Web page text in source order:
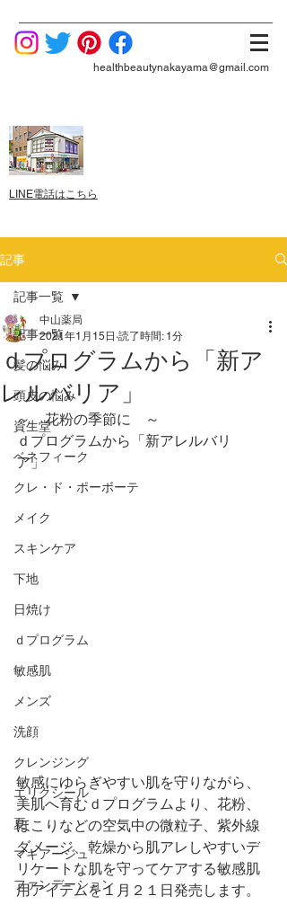
healthbeautynakayama@gmail.com
LINE電話はこちら
記事
記事一覧
髪の悩み
頭皮の悩み
資生堂
ベネフィーク
クレ・ド・ポーボーテ
メイク
スキンケア
下地
日焼け
ｄプログラム
敏感肌
メンズ
洗顔
クレンジング
エリクシール
夏
マキアージュ
ファンデーション
記事一覧
ｄプログラムから「新ア
レルバリア」
中山薬局
2021年1月15日 読了時間: 1分
～　花粉の季節に　～
ｄプログラムから「新アレルバリ
ア」
敏感にゆらぎやすい肌を守りながら、
美肌へ育むｄプログラムより、花粉、
ほこりなどの空気中の微粒子、紫外線
ダメージ、乾燥から肌アレしやすいデ
リケートな肌を守ってケアする敏感肌
用アイテムを１月２１日発売します。